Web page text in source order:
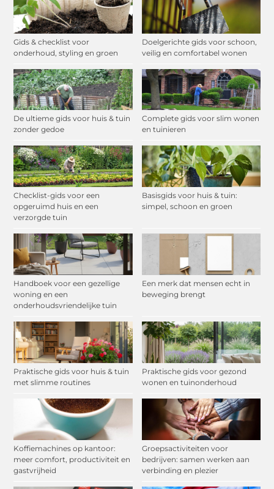
Gids & checklist voor
onderhoud, styling en groen
Doelgerichte gids voor schoon,
veilig en comfortabel wonen
De ultieme gids voor huis & tuin
zonder gedoe
Complete gids voor slim wonen
en tuinieren
Checklist-gids voor een
opgeruimd huis en een
verzorgde tuin
Basisgids voor huis & tuin:
simpel, schoon en groen
Handboek voor een gezellige
woning en een
onderhoudsvriendelijke tuin
Een merk dat mensen echt in
beweging brengt
Praktische gids voor huis & tuin
met slimme routines
Praktische gids voor gezond
wonen en tuinonderhoud
Koffiemachines op kantoor:
meer comfort, productiviteit en
gastvrijheid
Groepsactiviteiten voor
bedrijven: samen werken aan
verbinding en plezier